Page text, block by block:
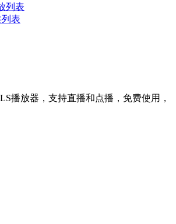
列表
表
播放器，支持直播和点播，免费使用，